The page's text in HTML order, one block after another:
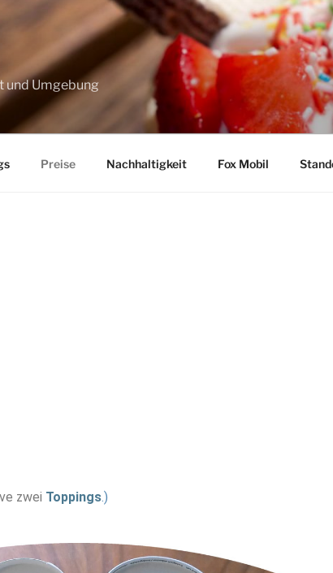
und Umgebung
Preise Nachhaltigkeit Fox Mobil
zwei Toppings.)